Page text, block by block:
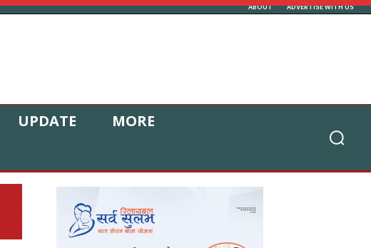
ABOUT ADVERTISE WITH US
UPDATE
MORE